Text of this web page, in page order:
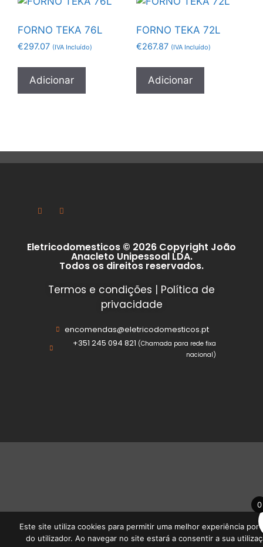
FORNO TEKA 76L
€297.07 (IVA Incluído)
Adicionar
FORNO TEKA 72L
€267.87 (IVA Incluído)
Adicionar
Eletricodomesticos © 2026 Copyright João
Anacleto Unipessoal LDA.
Todos os direitos reservados.
Termos e condições | Política de
privacidade
encomendas@eletricodomesticos.pt
+351 245 094 821 (Chamada para rede fixa
nacional)
0
Este site utiliza cookies para permitir uma melhor experiência por
do utilizador. Ao navegar no site estará a consentir a sua